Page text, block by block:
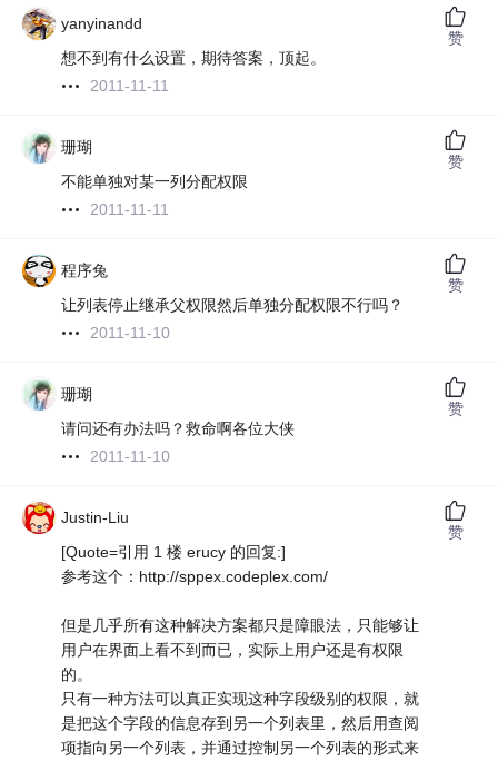
yanyinandd
想不到有什么设置，期待答案，顶起。
2011-11-11
赞
珊瑚
不能单独对某一列分配权限
2011-11-11
赞
程序兔
让列表停止继承父权限然后单独分配权限不行吗？
2011-11-10
赞
珊瑚
请问还有办法吗？救命啊各位大侠
2011-11-10
赞
Justin-Liu
[Quote=引用 1 楼 erucy 的回复:]
参考这个：http://sppex.codeplex.com/
但是几乎所有这种解决方案都只是障眼法，只能够让
用户在界面上看不到而已，实际上用户还是有权限
的。
只有一种方法可以真正实现这种字段级别的权限，就
是把这个字段的信息存到另一个列表里，然后用查阅
项指向另一个列表，并通过控制另一个列表的形式来
赞